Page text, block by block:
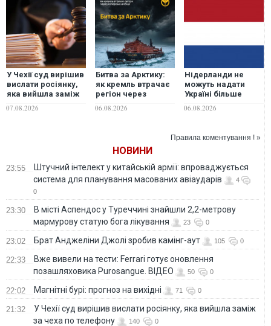
У Чехії суд вирішив
вислати росіянку,
яка вийшла заміж
телефону
07.08.2026
Битва за Арктику:
як кремль втрачає
регіон через
ГУР
06.08.2026
Нідерланди не
можуть надати
Україні більше
але відкриті до
допомоги, -
06.08.2026
Правила коментування ! »
НОВИНИ
23:55
Штучний інтелект у китайській армії: впроваджується
система для планування масованих авіаударів
4
0
23:30
В місті Аспендос у Туреччині знайшли 2,2-метрову
мармурову статую бога лікування
23 0
23:02 Брат Анджеліни Джолі зробив камінг-аут 105 0
22:33
Вже вивели на тести: Ferrari готує оновлення
позашляховика Purosangue. ВІДЕО
50 0
22:02 Магнітні бурі: прогноз на вихідні 71 0
21:32
У Чехії суд вирішив вислати росіянку, яка вийшла заміж
за чеха по телефону
140 0